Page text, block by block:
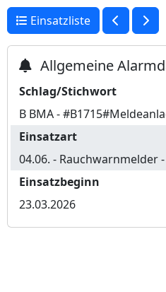
Einsatzliste
Allgemeine
Schlag/Stichwort
B BMA -
Einsatzart
04.06. - Rauchwarnmelder
Einsatzbeginn
23.03.2026